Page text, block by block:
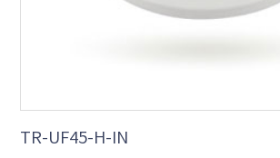
TR-UF45-H-IN